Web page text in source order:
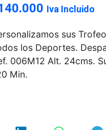
Iva Incluido
sus
los Deportes.
006M12 Alt. 24cms.
Min.